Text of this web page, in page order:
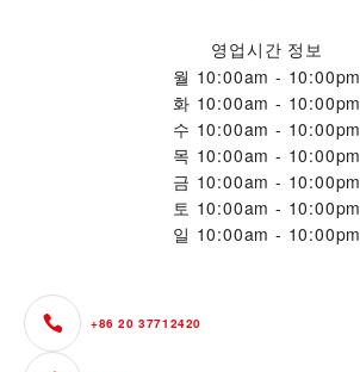
영업시간 정보
월 10:00am - 10:00pm
화 10:00am - 10:00pm
수 10:00am - 10:00pm
목 10:00am - 10:00pm
금 10:00am - 10:00pm
토 10:00am - 10:00pm
일 10:00am - 10:00pm
+86 20 37712420